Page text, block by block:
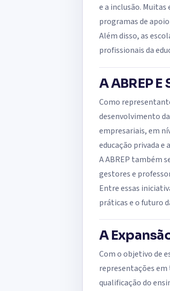
e a inclusão.
programas de
Além disso, as
profissionais da
A ABREP
Como
desenvolvimento
empresariais, em
educação privada e
A ABREP também
gestores e
Entre essas
práticas e o futuro
A
Com o objetivo de
representações em
qualificação do